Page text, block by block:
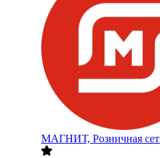
МАГНИТ, Розничная